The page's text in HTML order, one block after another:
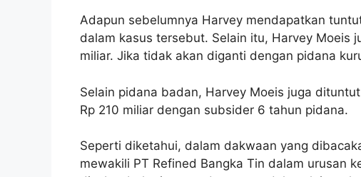
Adapun sebelumnya Harvey mendapatkan
dalam kasus tersebut. Selain itu, Harvey Moeis
miliar. Jika tidak akan diganti dengan pidana
Selain pidana badan, Harvey Moeis juga
Rp 210 miliar dengan subsider 6 tahun pidana.
Seperti diketahui, dalam dakwaan yang
mewakili PT Refined Bangka Tin dalam urusan